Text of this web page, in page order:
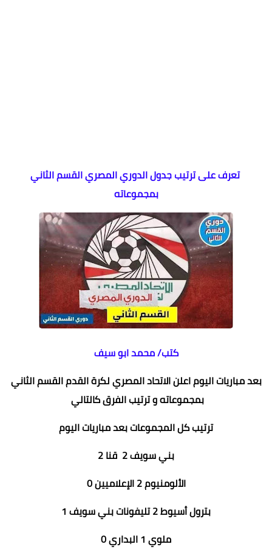
تعرف على ترتيب جدول الدوري المصري القسم الثاني
بمجموعاته
كتب/ محمد ابو سيف
بعد مباريات اليوم اعلن الاتحاد المصري لكرة القدم القسم الثاني
بمجموعاته و ترتيب الفرق كالتالي
ترتيب كل المجموعات بعد مباريات اليوم
بني سويف‏ 2 قنا 2
الألومنيوم 2 الإعلاميين 0
بترول أسيوط 2 تليفونات بني سويف 1
ملوي 1 البداري 0